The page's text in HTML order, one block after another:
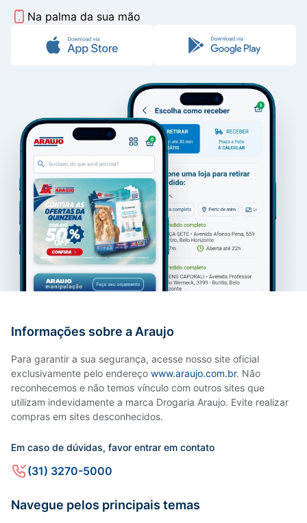
Na palma da sua mão
Informações sobre a Araujo
Para garantir a sua segurança, acesse nosso site oficial
exclusivamente pelo endereço www.araujo.com.br. Não
reconhecemos e não temos vínculo com outros sites que
utilizam indevidamente a marca Drogaria Araujo. Evite realizar
compras em sites desconhecidos.
Em caso de dúvidas, favor entrar em contato
(31) 3270-5000
Navegue pelos principais temas